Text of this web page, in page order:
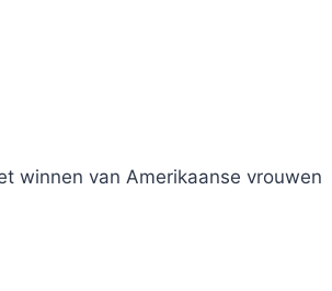
winnen van Amerikaanse vrouwen